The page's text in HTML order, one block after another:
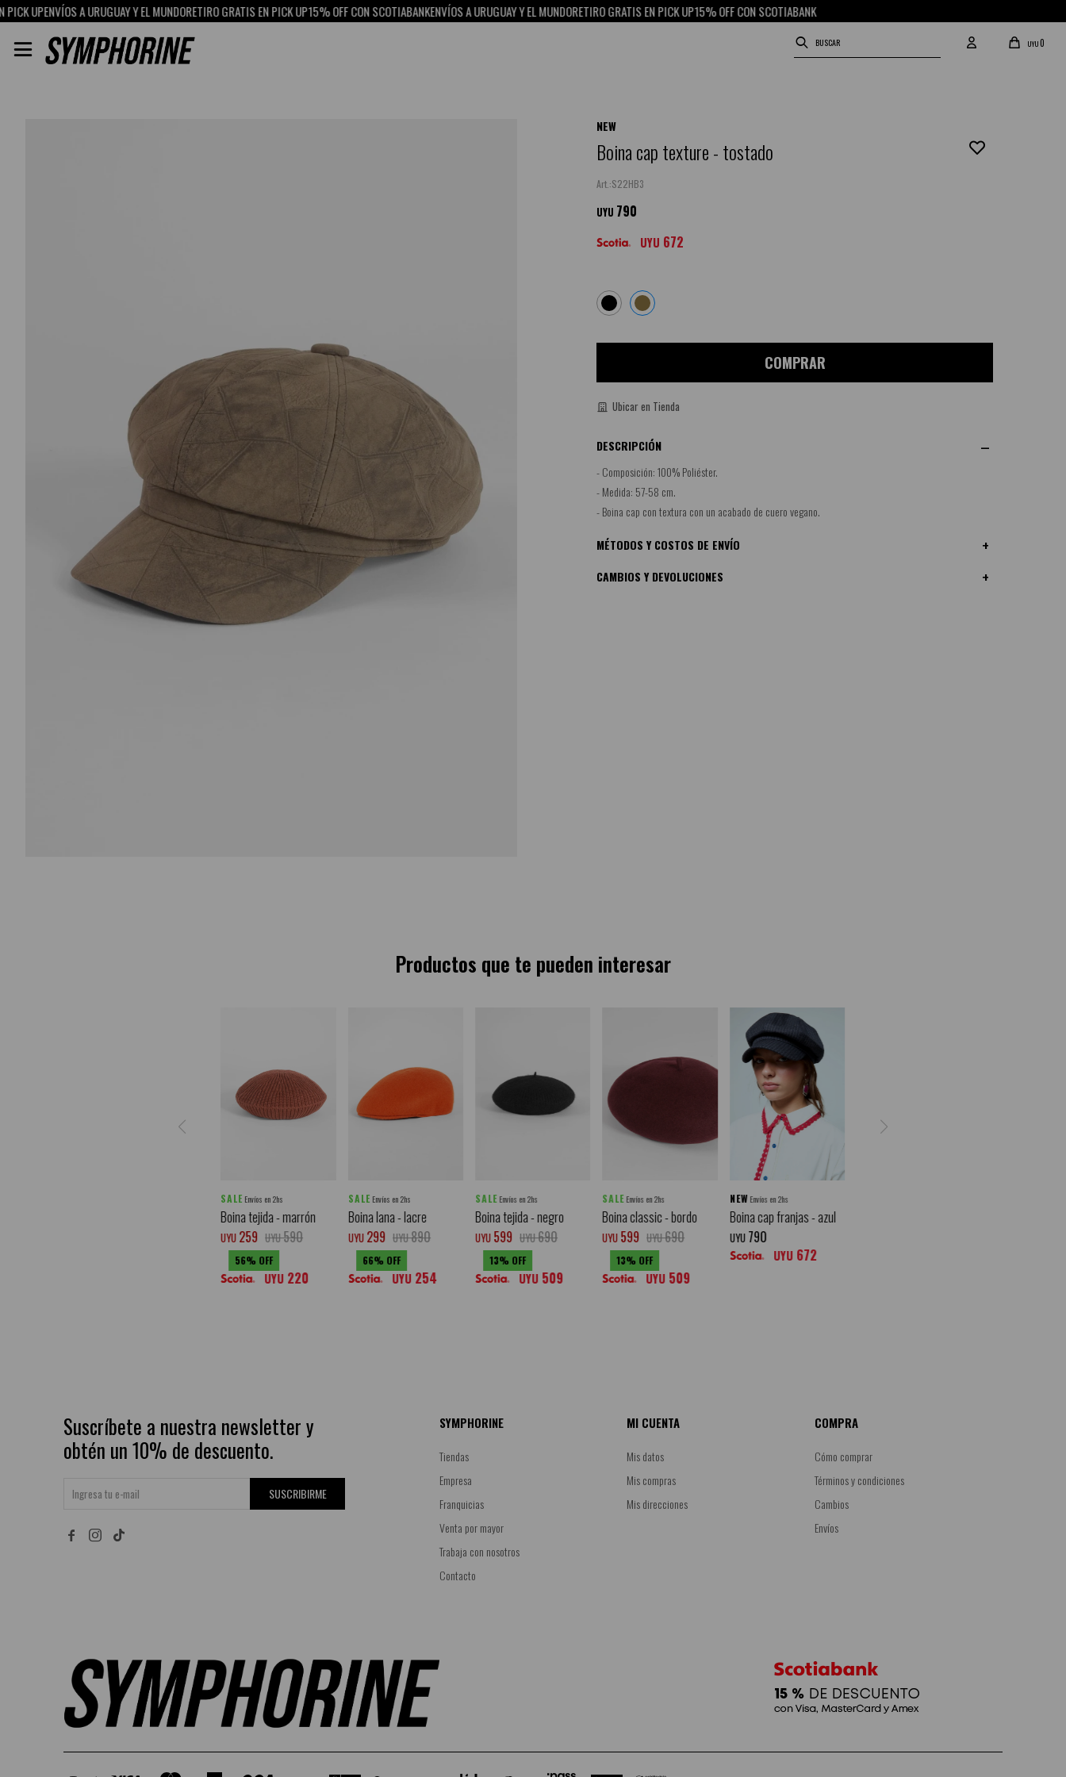
UPENVÍOS A URUGUAY Y EL MUNDORETIRO GRATIS EN PICK UP15% OFF CON SCOTIABANKENVÍOS A URUGUAY Y EL MUNDORETIRO GRATIS EN PICK UP15% OFF CON SCOTIABANK
UYU0

NEW
Boina cap texture - tostado
S22HB3
UYU 790
UYU 672
COMPRAR
Ubicar en Tienda
DESCRIPCIÓN
- Composición: 100% Poliéster.
- Medida: 57-58 cm.
- Boina cap con textura con un acabado de cuero vegano.
MÉTODOS Y COSTOS DE ENVÍO
CAMBIOS Y DEVOLUCIONES
Productos que te pueden interesar
SALE Envíos en 2hs
Boina tejida - marrón
UYU 259 UYU590
56
UYU 220
SALE Envíos en 2hs
Boina lana - lacre
UYU 299 UYU890
66
UYU 254
SALE Envíos en 2hs
Boina tejida - negro
UYU 599 UYU690
13
UYU 509
SALE Envíos en 2hs
Boina classic - bordo
UYU 599 UYU690
13
UYU 509
NEW Envíos en 2hs
Boina cap franjas - azul
UYU 790
UYU 672
Suscríbete a nuestra newsletter y
obtén un 10% de descuento.
SUSCRIBIRME
 
SYMPHORINE
Tiendas
Empresa
Franquicias
Venta por mayor
Trabaja con nosotros
Contacto
MI CUENTA
Mis datos
Mis compras
Mis direcciones
COMPRA
Cómo comprar
Términos y condiciones
Cambios
Envíos